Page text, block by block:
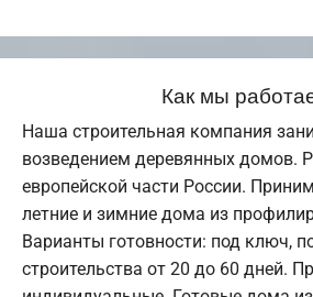
Как мы
Наша строительная компания
возведением деревянных домов.
европейской части России.
летние и зимние дома из
Варианты готовности: под ключ,
строительства от 20 до 60 дней.